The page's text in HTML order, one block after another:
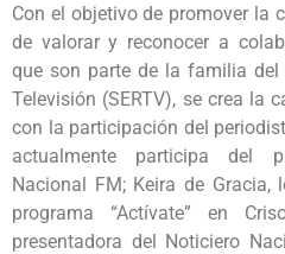
Con el objetivo de promover la
de valorar y reconocer a
que son parte de la familia
Televisión (SERTV), se crea la
con la participación del
actualmente participa del
Nacional FM; Keira de
programa “Actívate” en
presentadora del Noticiero